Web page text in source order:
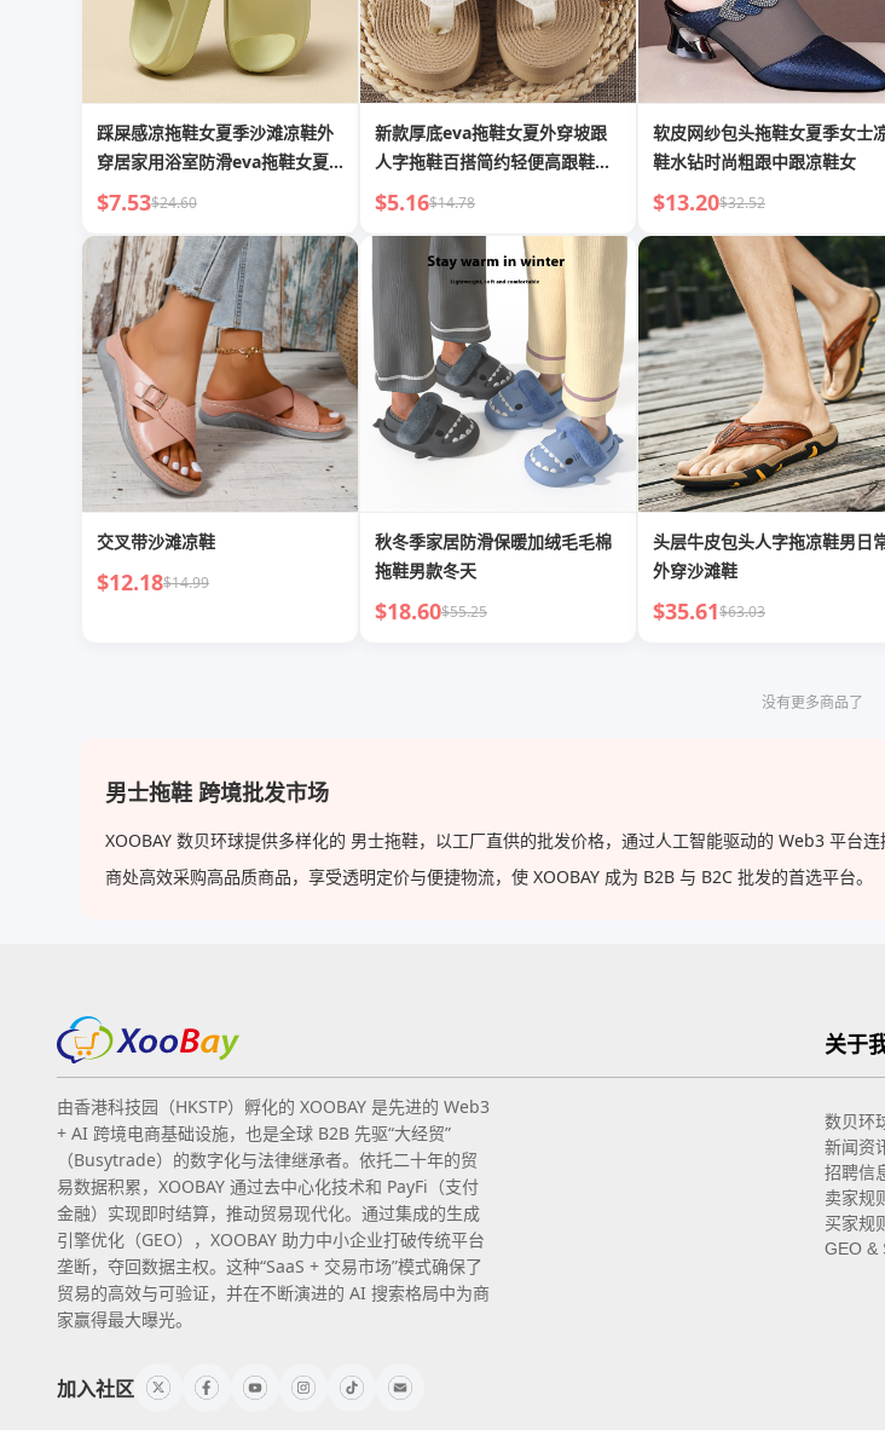
踩屎感凉拖鞋女夏季沙滩凉鞋外
穿居家用浴室防滑eva拖鞋女夏
批发
$7.53$24.60
新款厚底eva拖鞋女夏外穿坡跟
人字拖鞋百搭简约轻便高跟鞋女
凉鞋
$5.16$14.78
软皮网纱包头拖鞋女夏季女士
鞋水钻时尚粗跟中跟凉鞋女
$13.20$32.52
交叉带沙滩凉鞋
$12.18$14.99
秋冬季家居防滑保暖加绒毛毛棉
拖鞋男款冬天
$18.60$55.25
头层牛皮包头人字拖凉鞋男日
外穿沙滩鞋
$35.61$63.03
没有更多商品了
男士拖鞋 跨境批发市场
XOOBAY 数贝环球提供多样化的 男士拖鞋，以工厂直供的批发价格，通过人工智能驱动的 Web3 平台
商处高效采购高品质商品，享受透明定价与便捷物流，使 XOOBAY 成为 B2B 与 B2C 批发的首选平台。
由香港科技园（HKSTP）孵化的 XOOBAY 是先进的 Web3
+ AI 跨境电商基础设施，也是全球 B2B 先驱“大经贸”
（Busytrade）的数字化与法律继承者。依托二十年的贸
易数据积累，XOOBAY 通过去中心化技术和 PayFi（支付
金融）实现即时结算，推动贸易现代化。通过集成的生成
引擎优化（GEO），XOOBAY 助力中小企业打破传统平台
垄断，夺回数据主权。这种“SaaS + 交易市场”模式确保了
贸易的高效与可验证，并在不断演进的 AI 搜索格局中为商
家赢得最大曝光。
加入社区
关于
数贝环
新闻资
招聘信
卖家规
买家规
GEO &